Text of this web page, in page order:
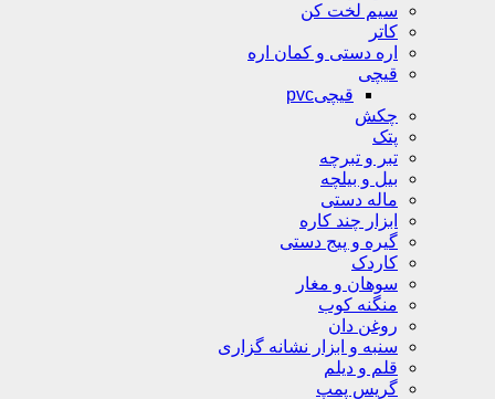
سیم لخت کن
کاتر
اره دستی و کمان اره
قیچی
قیچیpvc
چکش
پتک
تبر و تبرچه
بیل و بیلچه
ماله دستی
ابزار چند کاره
گیره و پیج دستی
کاردک
سوهان و مغار
منگنه کوب
روغن دان
سنبه و ابزار نشانه گزاری
قلم و دیلم
گریس پمپ